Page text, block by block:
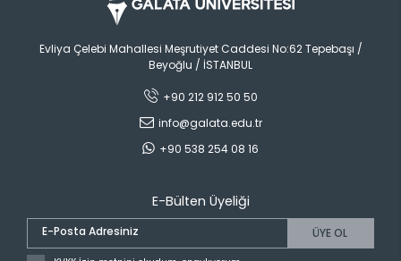
Evliya Çelebi Mahallesi Meşrutiyet Caddesi No:62 Tepebaşı /
Beyoğlu / İSTANBUL
+90 212 912 50 50
info@galata.edu.tr
+90 538 254 08 16
E-Bülten Üyeliği
ÜYE OL